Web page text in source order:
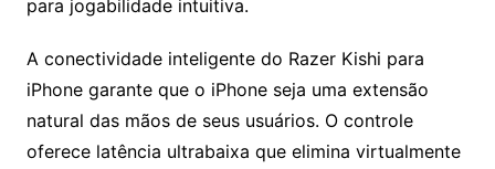
para jogabilidade intuitiva.
A conectividade inteligente do Razer Kishi para
iPhone garante que o iPhone seja uma extensão
natural das mãos de seus usuários. O controle
oferece latência ultrabaixa que elimina virtualmente